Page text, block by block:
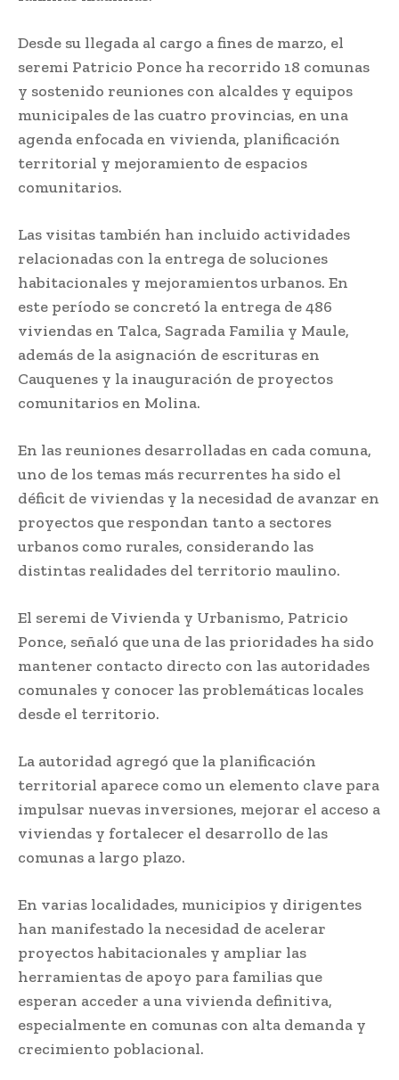
Desde su llegada al cargo a fines de marzo, el
seremi Patricio Ponce ha recorrido 18 comunas
y sostenido reuniones con alcaldes y equipos
municipales de las cuatro provincias, en una
agenda enfocada en vivienda, planificación
territorial y mejoramiento de espacios
comunitarios.
Las visitas también han incluido actividades
relacionadas con la entrega de soluciones
habitacionales y mejoramientos urbanos. En
este período se concretó la entrega de 486
viviendas en Talca, Sagrada Familia y Maule,
además de la asignación de escrituras en
Cauquenes y la inauguración de proyectos
comunitarios en Molina.
En las reuniones desarrolladas en cada comuna,
uno de los temas más recurrentes ha sido el
déficit de viviendas y la necesidad de avanzar en
proyectos que respondan tanto a sectores
urbanos como rurales, considerando las
distintas realidades del territorio maulino.
El seremi de Vivienda y Urbanismo, Patricio
Ponce, señaló que una de las prioridades ha sido
mantener contacto directo con las autoridades
comunales y conocer las problemáticas locales
desde el territorio.
La autoridad agregó que la planificación
territorial aparece como un elemento clave para
impulsar nuevas inversiones, mejorar el acceso a
viviendas y fortalecer el desarrollo de las
comunas a largo plazo.
En varias localidades, municipios y dirigentes
han manifestado la necesidad de acelerar
proyectos habitacionales y ampliar las
herramientas de apoyo para familias que
esperan acceder a una vivienda definitiva,
especialmente en comunas con alta demanda y
crecimiento poblacional.